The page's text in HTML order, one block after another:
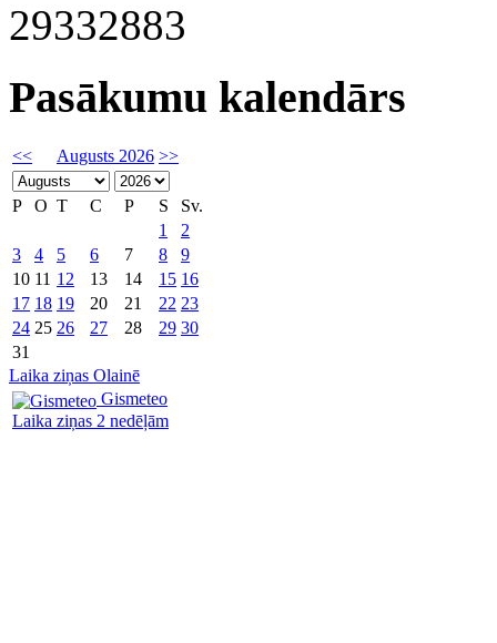
29332883
Pasākumu kalendārs
<< Augusts 2026 >>
P O T C P S
Sv.
1
2
3
4 5 6 7 8
9
10 11 12 13 14 15 16
17 18 19 20 21 22 23
24 25 26 27 28 29 30
31
Laika ziņas Olainē
Gismeteo
Laika ziņas 2 nedēļām